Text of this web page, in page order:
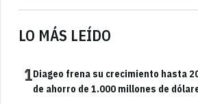
LO MÁS LEÍDO
1Diageo frena su crecimiento hasta
de ahorro de 1.000 millones de